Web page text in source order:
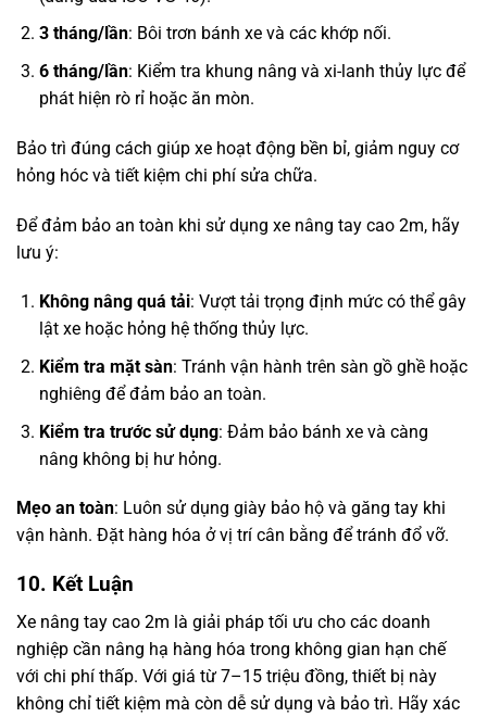
3 tháng/lần: Bôi trơn bánh xe và các khớp nối.
6 tháng/lần: Kiểm tra khung nâng và xi-lanh thủy lực để
phát hiện rò rỉ hoặc ăn mòn.
Bảo trì đúng cách giúp xe hoạt động bền bỉ, giảm nguy cơ
hỏng hóc và tiết kiệm chi phí sửa chữa.
Để đảm bảo an toàn khi sử dụng xe nâng tay cao 2m, hãy
lưu ý:
Không nâng quá tải: Vượt tải trọng định mức có thể gây
lật xe hoặc hỏng hệ thống thủy lực.
Kiểm tra mặt sàn: Tránh vận hành trên sàn gồ ghề hoặc
nghiêng để đảm bảo an toàn.
Kiểm tra trước sử dụng: Đảm bảo bánh xe và càng
nâng không bị hư hỏng.
Mẹo an toàn: Luôn sử dụng giày bảo hộ và găng tay khi
vận hành. Đặt hàng hóa ở vị trí cân bằng để tránh đổ vỡ.
10. Kết Luận
Xe nâng tay cao 2m là giải pháp tối ưu cho các doanh
nghiệp cần nâng hạ hàng hóa trong không gian hạn chế
với chi phí thấp. Với giá từ 7–15 triệu đồng, thiết bị này
không chỉ tiết kiệm mà còn dễ sử dụng và bảo trì. Hãy xác